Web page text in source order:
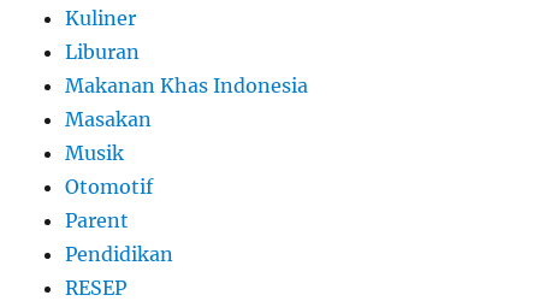
Kuliner
Liburan
Makanan Khas Indonesia
Masakan
Musik
Otomotif
Parent
Pendidikan
RESEP